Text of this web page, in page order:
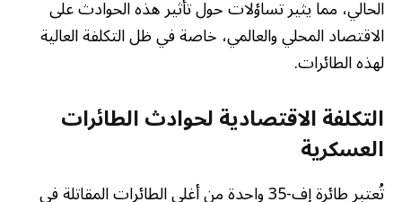
الحالي، مما يثير تساؤلات حول تأثير هذه الحوادث على
الاقتصاد المحلي والعالمي، خاصة في ظل التكلفة العالية
لهذه الطائرات.
التكلفة الاقتصادية لحوادث الطائرات
العسكرية
تُعتبر طائرة إف-35 واحدة من أغلى الطائرات المقاتلة في